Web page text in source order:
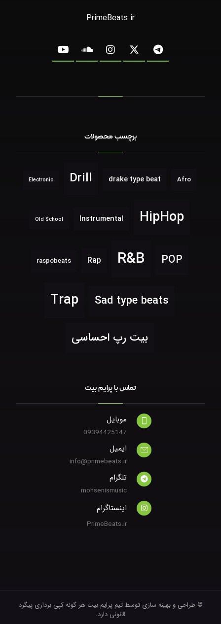
PrimeBeats.ir
برچسب محصولات
Afro
drake type beat
Drill
Electronic
HipHop
Instrumental
Old School
POP
R&B
Rap
raspobeats
Sad type beats
Trap
بیت رپ احساسی
تماس با پرایم بیت
موبایل
09394425147
ایمیل
info@primebeats.ir
تلگرام
mohsenismusic
اینستاگرام
PrimeBeats.ir
© طراحی و بهینه سازی توسط تیم پرایم بیت هر گونه کپی برداری پیگرد
قانونی دارد.